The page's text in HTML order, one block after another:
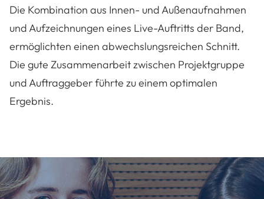
Die Kombination aus Innen- und Außenaufnahmen
und Aufzeichnungen eines Live-Auftritts der Band,
ermöglichten einen abwechslungsreichen Schnitt.
Die gute Zusammenarbeit zwischen Projektgruppe
und Auftraggeber führte zu einem optimalen
Ergebnis.